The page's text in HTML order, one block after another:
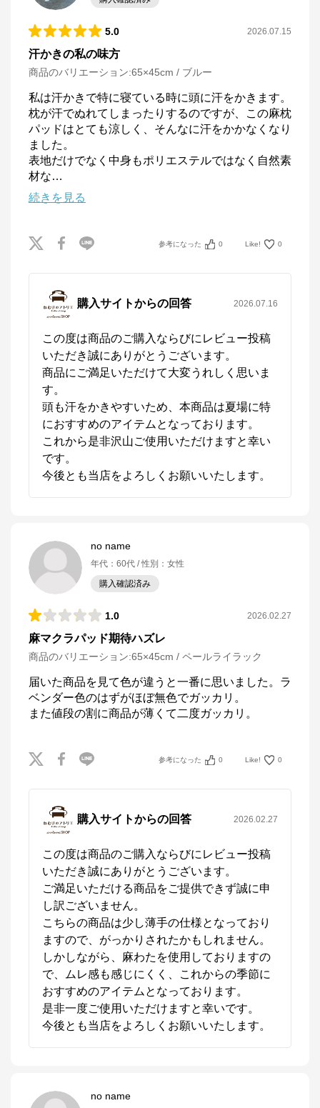
5.0 2026.07.15
汗かきの私の味方
商品のバリエーション:65×45cm / ブルー
私は汗かきで特に寝ている時に頭に汗をかきます。
枕が汗でぬれてしまったりするのですが、この麻枕
パッドはとても涼しく、そんなに汗をかかなくなり
ました。
表地だけでなく中身もポリエステルではなく自然素
材な…
続きを見る
参考になった 0 Like! 0
購入サイトからの回答 2026.07.16
この度は商品のご購入ならびにレビュー投稿
いただき誠にありがとうございます。
商品にご満足いただけて大変うれしく思いま
す。
頭も汗をかきやすいため、本商品は夏場に特
におすすめのアイテムとなっております。
これから是非沢山ご使用いただけますと幸い
です。
今後とも当店をよろしくお願いいたします。
no name
年代 ： 60代 性別 ： 女性
購入確認済み
1.0 2026.02.27
麻マクラパッド期待ハズレ
商品のバリエーション:65×45cm / ペールライラック
届いた商品を見て色が違うと一番に思いました。ラ
ベンダー色のはずがほぼ無色でガッカリ。
参考になった 0 Like! 0
購入サイトからの回答 2026.02.27
この度は商品のご購入ならびにレビュー投稿
いただき誠にありがとうございます。
ご満足いただける商品をご提供できず誠に申
し訳ございません。
こちらの商品は少し薄手の仕様となっており
ますので、がっかりされたかもしれません。
しかしながら、麻わたを使用しておりますの
で、ムレ感も感じにくく、これからの季節に
おすすめのアイテムとなっております。
是非一度ご使用いただけますと幸いです。
今後とも当店をよろしくお願いいたします。
no name